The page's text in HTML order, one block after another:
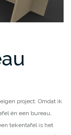
project. Omdat ik
én een bureau,
tekentafel is het